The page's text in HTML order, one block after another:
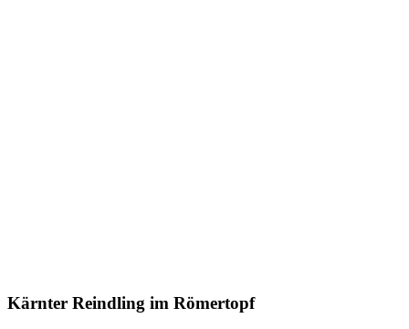
Kärnter Reindling im Römertopf